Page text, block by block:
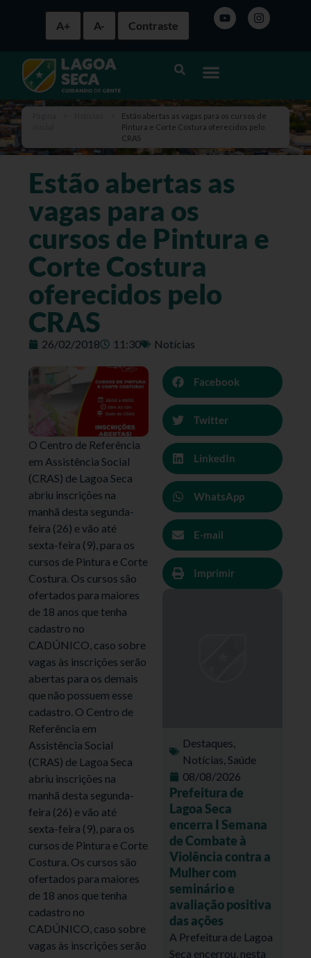
A+ A- Contraste
Estão abertas as vagas para os cursos de
Pintura e Corte Costura oferecidos pelo
CRAS
Estão abertas as
vagas para os
cursos de Pintura e
Corte Costura
oferecidos pelo
CRAS
26/02/2018 11:30 Notícias
O Centro de Referência
em Assistência Social
(CRAS) de Lagoa Seca
abriu inscrições na
manhã desta segunda-
feira (26) e vão até
sexta-feira (9), para os
cursos de Pintura e Corte
Costura. Os cursos são
ofertados para maiores
de 18 anos que tenha
cadastro no
CADÚNICO, caso sobre
vagas às inscrições serão
abertas para os demais
que não possuem esse
cadastro. O Centro de
Referência em
Assistência Social
(CRAS) de Lagoa Seca
abriu inscrições na
manhã desta segunda-
feira (26) e vão até
sexta-feira (9), para os
cursos de Pintura e Corte
Costura. Os cursos são
ofertados para maiores
de 18 anos que tenha
cadastro no
CADÚNICO, caso sobre
vagas às inscrições serão
Facebook
Twitter
LinkedIn
WhatsApp
E-mail
Imprimir
Destaques,
Notícias,Saúde
08/08/2026
Prefeitura de
Lagoa Seca
encerra I Semana
de Combate à
Violência contra a
Mulher com
seminário e
avaliação positiva
das ações
A Prefeitura de Lagoa
Seca encerrou, nesta